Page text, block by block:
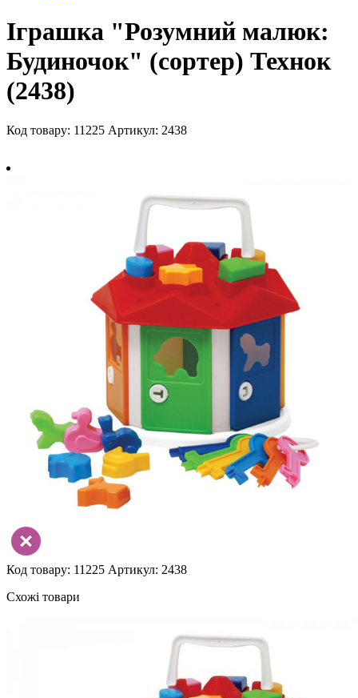
Іграшка "Розумний малюк:
Будиночок" (сортер) Технок
(2438)
Код товару: 11225 Артикул: 2438
Код товару: 11225 Артикул: 2438
Схожі товари